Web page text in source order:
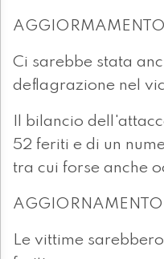
AGGIORMAMENTO
Ci sarebbe stata
deflagrazione nel
Il bilancio
52 feriti e di un
tra cui forse anche
Le vittime